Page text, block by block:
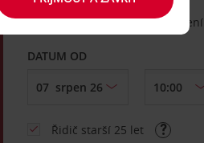
Vyberte si jiné místo vrácení
DATUM OD
Řidič starší 25 let